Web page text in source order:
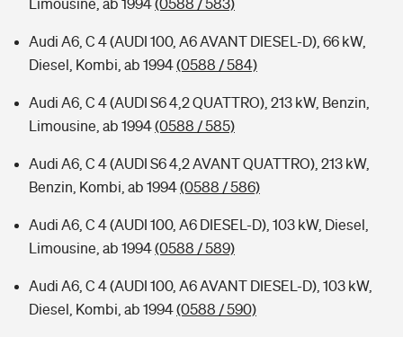
Limousine, ab 1994(0588 / 583)
Audi A6, C 4 (AUDI 100, A6 AVANT DIESEL-D), 66 kW,
Diesel, Kombi, ab 1994(0588 / 584)
Audi A6, C 4 (AUDI S6 4,2 QUATTRO), 213 kW, Benzin,
Limousine, ab 1994(0588 / 585)
Audi A6, C 4 (AUDI S6 4,2 AVANT QUATTRO), 213 kW,
Benzin, Kombi, ab 1994(0588 / 586)
Audi A6, C 4 (AUDI 100, A6 DIESEL-D), 103 kW, Diesel,
Limousine, ab 1994(0588 / 589)
Audi A6, C 4 (AUDI 100, A6 AVANT DIESEL-D), 103 kW,
Diesel, Kombi, ab 1994(0588 / 590)